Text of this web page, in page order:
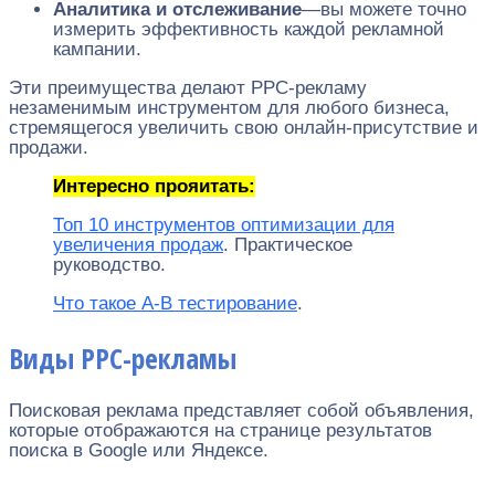
Аналитика и отслеживание—вы можете точно
измерить эффективность каждой рекламной
кампании.
Эти преимущества делают PPC-рекламу
незаменимым инструментом для любого бизнеса,
стремящегося увеличить свою онлайн-присутствие и
продажи.
Интересно прояитать:
Топ 10 инструментов оптимизации для
увеличения продаж. Практическое
руководство.
Что такое A-B тестирование.
Виды PPC-рекламы
Поисковая реклама представляет собой объявления,
которые отображаются на странице результатов
поиска в Google или Яндексе.